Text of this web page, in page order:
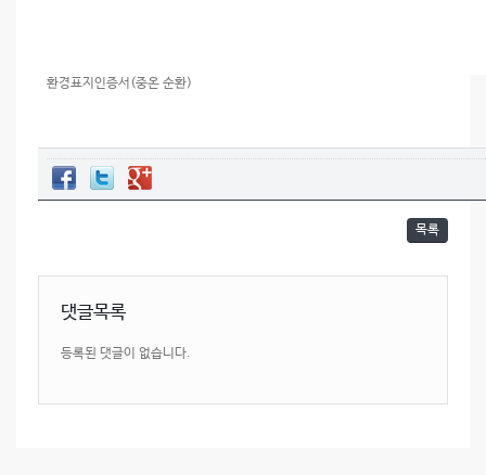
환경표지인증서(중온 순환)
목록
댓글목록
등록된 댓글이 없습니다.